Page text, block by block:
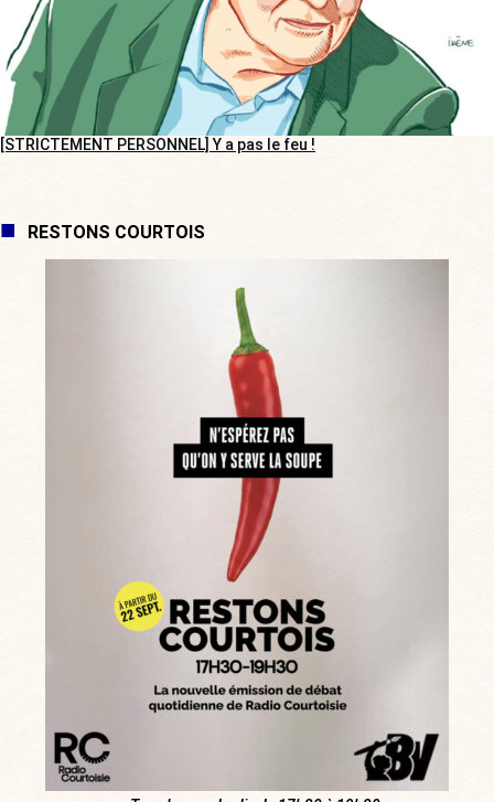
[STRICTEMENT PERSONNEL] Y a pas le feu !
RESTONS COURTOIS